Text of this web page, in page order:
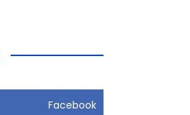
Facebook